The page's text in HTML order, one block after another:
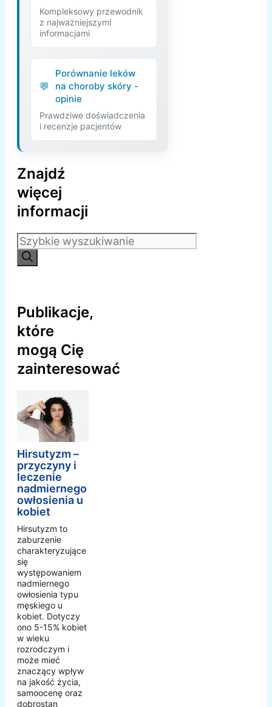
Kompleksowy przewodnik
z najważniejszymi
informacjami
Porównanie leków
na choroby skóry -
opinie
Prawdziwe doświadczenia
i recenzje pacjentów
Znajdź
więcej
informacji
Szukaj:
Publikacje,
które
mogą Cię
zainteresować
Hirsutyzm –
przyczyny i
leczenie
nadmiernego
owłosienia u
kobiet
Hirsutyzm to
zaburzenie
charakteryzujące
się
występowaniem
nadmiernego
owłosienia typu
męskiego u
kobiet. Dotyczy
ono 5-15% kobiet
w wieku
rozrodczym i
może mieć
znaczący wpływ
na jakość życia,
samoocenę oraz
dobrostan